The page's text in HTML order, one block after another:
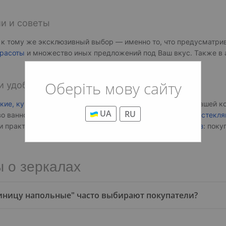
Оберіть мову сайту
UA RU
и советы
к тому же эксклюзивный выбор — именно то, что
и множество иных предложений под Ваш вкус. Также в
удобство использования
купить
можете без лишних проблем. Специалисты нашей
ванной с помощью такого товара, как
шторка на ванну
практичные
стеклянные перегородки для душа на заказ:
зеркалах
напольные" часто выбирают покупатели?